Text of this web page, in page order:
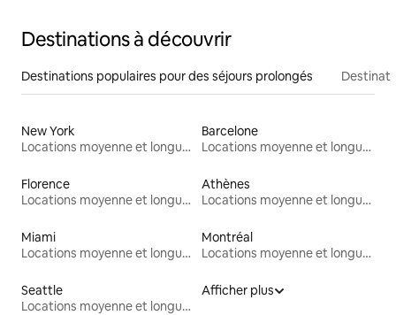
Destinations à découvrir
Destinations populaires pour des séjours prolongés
New York
Locations moyenne et longue durée
Barcelone
Locations moyenne et longue durée
Florence
Locations moyenne et longue durée
Athènes
Locations moyenne et longue durée
Miami
Locations moyenne et longue durée
Montréal
Locations moyenne et longue durée
Seattle
Locations moyenne et longue durée
Afficher plus